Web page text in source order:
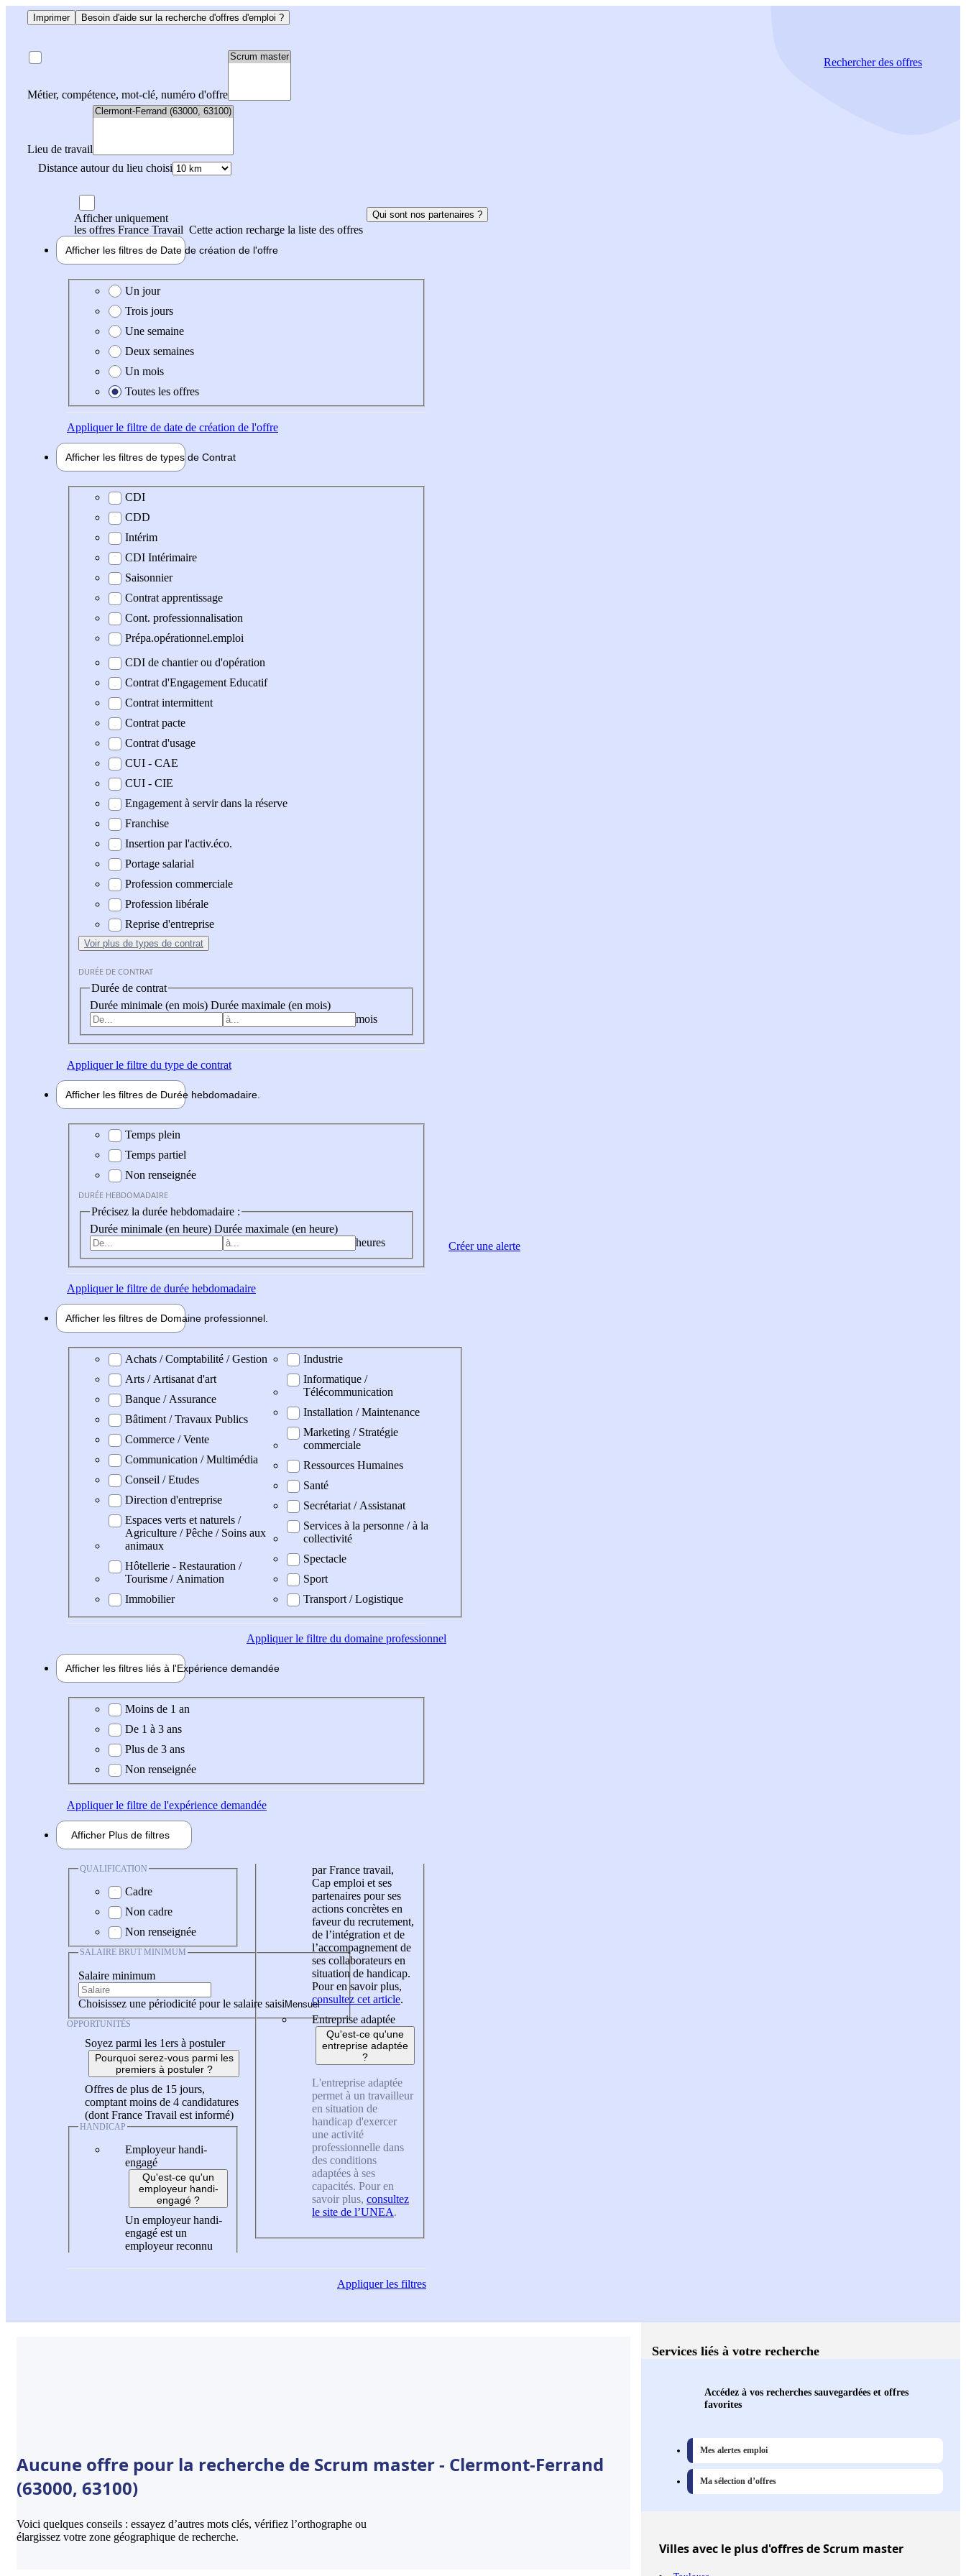
Imprimer Besoin d'aide sur la recherche d'offres d'emploi ?
Métier, compétence, mot-clé, numéro d'offre
Lieu de travail
Distance autour du lieu choisi
Rechercherdes offres
Afficher uniquement
les offres France Travail Cette action recharge la liste des offres
Qui sont nos partenaires ?
Afficher les filtres de Date de création de l'offre
Date de création de l'offre
Un jour
Trois jours
Une semaine
Deux semaines
Un mois
Toutes les offres
Appliquerle filtre de date de création de l'offre
Afficher les filtres de types de Contrat
Type de contrat
CDI
CDD
Intérim
CDI Intérimaire
Saisonnier
Contrat apprentissage
Cont. professionnalisation
Prépa.opérationnel.emploi
CDI de chantier ou d'opération
Contrat d'Engagement Educatif
Contrat intermittent
Contrat pacte
Contrat d'usage
CUI - CAE
CUI - CIE
Engagement à servir dans la réserve
Franchise
Insertion par l'activ.éco.
Portage salarial
Profession commerciale
Profession libérale
Reprise d'entreprise
Voir plus de types de contrat
DURÉE DE CONTRAT
Durée de contrat
Durée minimale (en mois) Durée maximale (en mois)
mois
Appliquerle filtre du type de contrat
Afficher les filtres de Durée hebdomadaire
Durée hebdomadaire
Temps plein
Temps partiel
Non renseignée
DURÉE HEBDOMADAIRE
Précisez la durée hebdomadaire :
Durée minimale (en heure) Durée maximale (en heure)
heures
Appliquerle filtre de durée hebdomadaire
Afficher les filtres de Domaine professionnel
Domaine professionel
Achats / Comptabilité / Gestion
Arts / Artisanat d'art
Banque / Assurance
Bâtiment / Travaux Publics
Commerce / Vente
Communication / Multimédia
Conseil / Etudes
Direction d'entreprise
Espaces verts et naturels /
Agriculture / Pêche / Soins aux
animaux
Hôtellerie - Restauration /
Tourisme / Animation
Immobilier
Industrie
Informatique /
Télécommunication
Installation / Maintenance
Marketing / Stratégie
commerciale
Ressources Humaines
Santé
Secrétariat / Assistanat
Services à la personne / à la
collectivité
Spectacle
Sport
Transport / Logistique
Appliquerle filtre du domaine professionnel
Afficher les filtres liés à l'Expérience demandée
Expérience demandée
Moins de 1 an
De 1 à 3 ans
Plus de 3 ans
Non renseignée
Appliquerle filtre de l'expérience demandée
Afficher Plus de filtres
QUALIFICATION
Cadre
Non cadre
Non renseignée
SALAIRE BRUT MINIMUM
Salaire minimum
Choisissez une périodicité pour le salaire saisi
OPPORTUNITÉS
Soyez parmi les 1ers à postuler
Pourquoi serez-vous parmi les
premiers à postuler ?
Offres de plus de 15 jours,
comptant moins de 4 candidatures
(dont France Travail est informé)
HANDICAP
Employeur handi-
engagé
Qu'est-ce qu'un
employeur handi-
engagé ?
Un employeur handi-
engagé est un
employeur reconnu
par France travail,
Cap emploi et ses
partenaires pour ses
actions concrètes en
faveur du recrutement,
de l’intégration et de
l’accompagnement de
ses collaborateurs en
situation de handicap.
Pour en savoir plus,
consultez cet article.
Entreprise adaptée
Qu'est-ce qu'une
entreprise adaptée
?
L'entreprise adaptée
permet à un travailleur
en situation de
handicap d'exercer
une activité
professionnelle dans
des conditions
adaptées à ses
capacités. Pour en
savoir plus, consultez
le site de l’UNEA.
Appliquerles filtres
Créer une alerte
Aucune offre pour la recherche de Scrum master - Clermont-Ferrand
(63000, 63100)
Voici quelques conseils : essayez d’autres mots clés, vérifiez l’orthographe ou
élargissez votre zone géographique de recherche.
Services liés à votre recherche
Accédez à vos recherches sauvegardées et offres
favorites
Mes alertes emploi
Ma sélection d’offres
Villesavec le plus d'offres de Scrum master